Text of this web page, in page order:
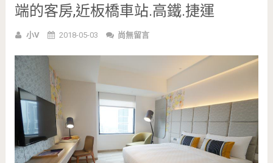
端的客房,近板橋車站.高鐵.捷運
小V 2018-05-03 尚無留言